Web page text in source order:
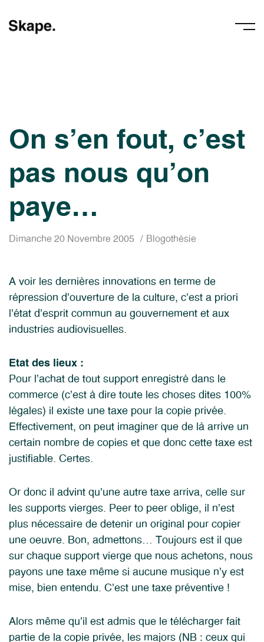
On s’en fout, c’est
pas nous qu’on
paye…
Dimanche 20 Novembre 2005 Blogothésie
A voir les dernières innovations en terme de
répression d’ouverture de la culture, c’est a priori
l’état d’esprit commun au gouvernement et aux
industries audiovisuelles.
Etat des lieux :
Pour l’achat de tout support enregistré dans le
commerce (c’est à dire toute les choses dites 100%
légales) il existe une taxe pour la copie privée.
Effectivement, on peut imaginer que de là arrive un
certain nombre de copies et que donc cette taxe est
justifiable. Certes.
Or donc il advint qu’une autre taxe arriva, celle sur
les supports vierges. Peer to peer oblige, il n’est
plus nécessaire de detenir un original pour copier
une oeuvre. Bon, admettons… Toujours est il que
sur chaque support vierge que nous achetons, nous
payons une taxe même si aucune musique n’y est
mise, bien entendu. C’est une taxe préventive !
Alors même qu’il est admis que le télécharger fait
partie de la copie privée, les majors (NB : ceux qui